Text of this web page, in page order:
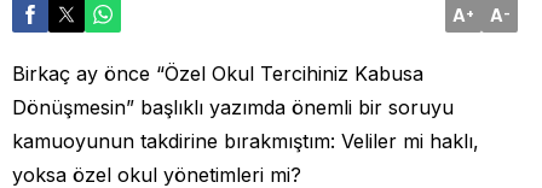
A+ A-
Birkaç ay önce “Özel Okul Tercihiniz Kabusa
Dönüşmesin” başlıklı yazımda önemli bir soruyu
kamuoyunun takdirine bırakmıştım: Veliler mi haklı,
yoksa özel okul yönetimleri mi?